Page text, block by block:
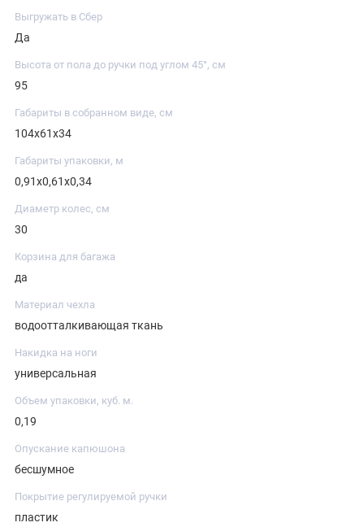
Выгружать в Сбер
Да
Высота от пола до ручки под углом 45°, см
95
Габариты в собранном виде, см
104х61х34
Габариты упаковки, м
0,91х0,61х0,34
Диаметр колес, см
30
Корзина для багажа
да
Материал чехла
водоотталкивающая ткань
Накидка на ноги
универсальная
Объем упаковки, куб. м.
0,19
Опускание капюшона
бесшумное
Покрытие регулируемой ручки
пластик